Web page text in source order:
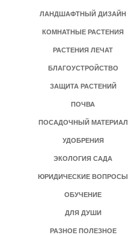
ЛАНДШАФТНЫЙ ДИЗАЙН
КОМНАТНЫЕ РАСТЕНИЯ
РАСТЕНИЯ ЛЕЧАТ
БЛАГОУСТРОЙСТВО
ЗАЩИТА РАСТЕНИЙ
ПОЧВА
ПОСАДОЧНЫЙ МАТЕРИАЛ
УДОБРЕНИЯ
ЭКОЛОГИЯ САДА
ЮРИДИЧЕСКИЕ ВОПРОСЫ
ОБУЧЕНИЕ
ДЛЯ ДУШИ
РАЗНОЕ ПОЛЕЗНОЕ